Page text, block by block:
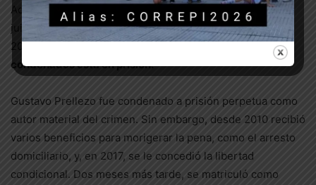
Actualmente, a pesar de las penas impuestas en los dos
juicios orales, el primero que terminó en febrero del año
2000 y el segundo en 2002,ninguno de los
condenados está en prisión.
Gustavo Prellezo fue condenado a prisión perpetua como
autor material del crimen. Sin embargo, desde 2010 recibió
varios beneficios para morigerar la pena, como el arresto
domiciliario, y, en 2017, se le concedió la libertad
condicional. Dos meses más tarde, se matriculó como